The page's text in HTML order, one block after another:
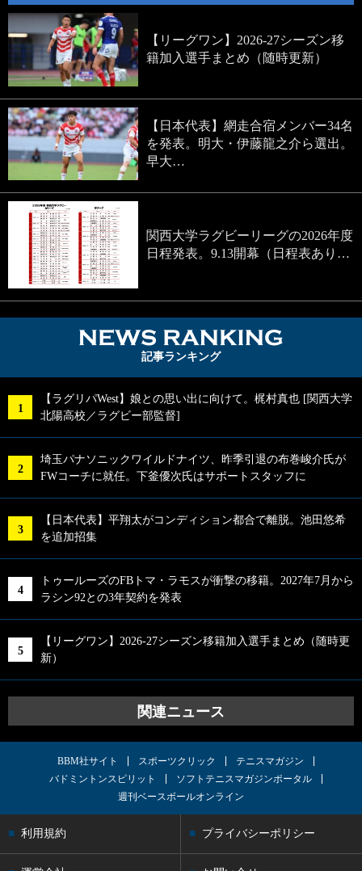
【リーグワン】2026-27シーズン移
籍加入選手まとめ（随時更新）
【日本代表】網走合宿メンバー34名
を発表。明大・伊藤龍之介ら選出。
早大…
関西大学ラグビーリーグの2026年度
日程発表。9.13開幕（日程表あり…
記事ランキング
【ラグリパWest】娘との思い出に向けて。梶村真也 [関西大学
北陽高校／ラグビー部監督]
埼玉パナソニックワイルドナイツ、昨季引退の布巻峻介氏が
FWコーチに就任。下釜優次氏はサポートスタッフに
【日本代表】平翔太がコンディション都合で離脱。池田悠希
を追加招集
トゥールーズのFBトマ・ラモスが衝撃の移籍。2027年7月から
ラシン92との3年契約を発表
【リーグワン】2026-27シーズン移籍加入選手まとめ（随時更
新）
関連ニュース
BBM社サイト スポーツクリック
テニスマガジン
バドミントンスピリット
ソフトテニスマガジンポータル
週刊ベースボールオンライン
利用規約 プライバシーポリシー